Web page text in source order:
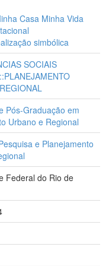
Casa Minha Vida
simbólica
SOCIAIS
Pós-Graduação em
Urbano e Regional
e Planejamento
Federal do Rio de